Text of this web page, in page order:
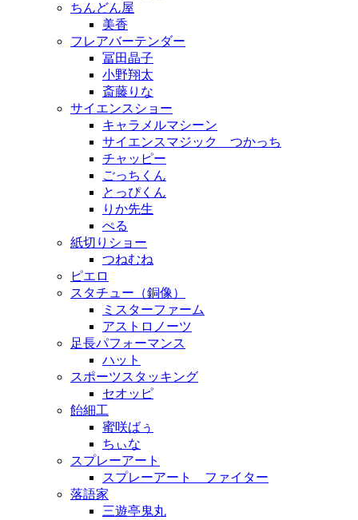
ちんどん屋
美香
フレアバーテンダー
冨田晶子
小野翔太
斎藤りな
サイエンスショー
キャラメルマシーン
サイエンスマジック つかっち
チャッピー
ごっちくん
とっぴくん
りか先生
ぺる
紙切りショー
つねむね
ピエロ
スタチュー（銅像）
ミスターファーム
アストロノーツ
足長パフォーマンス
ハット
スポーツスタッキング
セオッピ
飴細工
蜜咲ばぅ
ちぃな
スプレーアート
スプレーアート ファイター
落語家
三遊亭鬼丸